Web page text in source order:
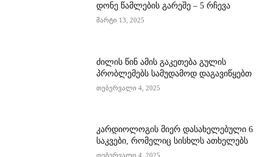
დონე წამლების გარეშე – 5 რჩევა
მარტი 13, 2025
ძილის წინ ამის გაკეთება გულის
პრობლემებს სამუდამოდ დაგავიწყებთ
თებერვალი 4, 2025
კარდიოლოგის მიერ დასახელებული 6
საკვები, რომელიც სისხლს ათხელებს
თებერვალი 4, 2025